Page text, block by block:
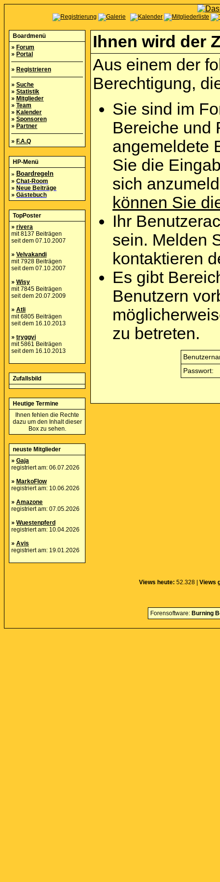
Boardmenü
» Forum
» Portal
» Registrieren
» Suche
» Statistik
» Mitglieder
» Team
» Kalender
» Sponsoren
» Partner
» F.A.Q
HP-Menü
» Boardregeln
» Chat-Room
» Neue Beiträge
» Gästebuch
TopPoster
» rivera
mit 8137 Beiträgen
seit dem 07.10.2007
» Velvakandi
mit 7928 Beiträgen
seit dem 07.10.2007
» Wisy
mit 7845 Beiträgen
seit dem 20.07.2009
» Atli
mit 6805 Beiträgen
seit dem 16.10.2013
» tryggvi
mit 5861 Beiträgen
seit dem 16.10.2013
Zufallsbild
Heutige Termine
Ihnen fehlen die Rechte
dazu um den Inhalt dieser
Box zu sehen.
neuste Mitglieder
» Gaja
registriert am: 06.07.2026
» MarkoFlow
registriert am: 10.06.2026
» Amazone
registriert am: 07.05.2026
» Wuestenpferd
registriert am: 10.04.2026
» Avis
registriert am: 19.01.2026
Ihnen wird der
Aus einem der
Berechtigung,
Sie sind im
Bereiche und
angemeldete
Sie die
sich
können Sie
Ihr
sein. Melden
kontaktieren
Es gibt
Benutzern
zu betreten.
Passwort:
Views heute: 52.328 | Views
Forensoftware: Burning